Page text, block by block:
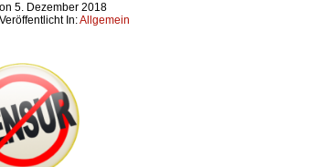
on 5. Dezember 2018
Veröffentlicht In:Allgemein